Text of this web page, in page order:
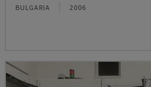
BULGARIA 2006